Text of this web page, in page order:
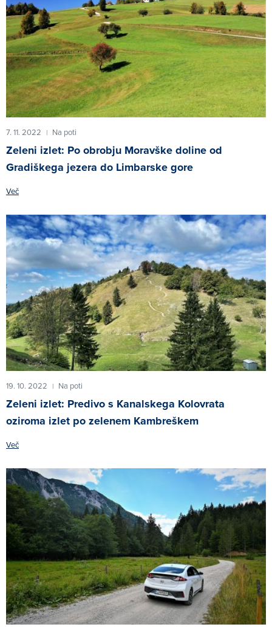
7. 11. 2022 | Na poti
Zeleni izlet: Po obrobju Moravške doline od
Gradiškega jezera do Limbarske gore
Več
19. 10. 2022 | Na poti
Zeleni izlet: Predivo s Kanalskega Kolovrata
oziroma izlet po zelenem Kambreškem
Več